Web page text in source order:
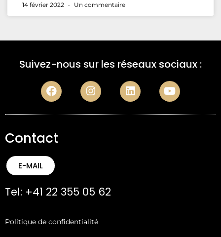
14 février 2022 Un commentaire
Suivez-nous sur les réseaux sociaux :
Contact
E-MAIL
Tel: +41 22 355 05 62
Politique de confidentialité